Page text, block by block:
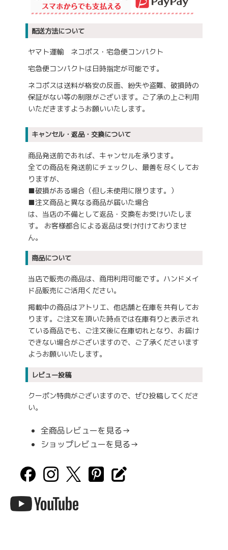
配送方法について
ヤマト運輸 ネコポス・宅急便コンパクト
宅急便コンパクトは日時指定が可能です。
ネコポスは送料が格安の反面、紛失や盗難、破損時の
保証がない等の制限がございます。ご了承の上ご利用
いただきますようお願いいたします。
キャンセル・返品・交換について
商品発送前であれば、キャンセルを承ります。
全ての商品を発送前にチェックし、最善を尽くしてお
りますが、
■破損がある場合（但し未使用に限ります。）
■注文商品と異なる商品が届いた場合
は、当店の不備として返品・交換をお受けいたしま
す。 お客様都合による返品は受け付けておりませ
ん。
商品について
当店で販売の商品は、商用利用可能です。ハンドメイ
ド品販売にご活用ください。
掲載中の商品はアトリエ、他店舗と在庫を共有してお
ります。ご注文を頂いた時点では在庫有りと表示され
ている商品でも、ご注文後に在庫切れとなり、お届け
できない場合がございますので、ご了承くださいます
ようお願いいたします。
レビュー投稿
クーポン特典がございますので、ぜひ投稿してくださ
い。
全商品レビューを見る→
ショップレビューを見る→